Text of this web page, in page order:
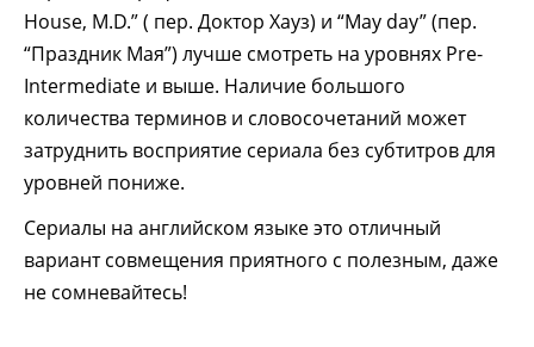
House, M.D.” ( пер. Доктор Хауз) и “May day” (пер.
“Праздник Мая”) лучше смотреть на уровнях Pre-
Intermediate и выше. Наличие большого
количества терминов и словосочетаний может
затруднить восприятие сериала без субтитров для
уровней пониже.
Сериалы на английском языке это отличный
вариант совмещения приятного с полезным, даже
не сомневайтесь!